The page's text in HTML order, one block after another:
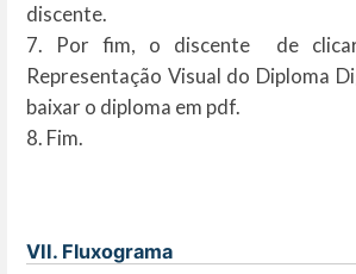
discente.
7. Por fim, o discente de clicar
Representação Visual do Diploma
baixar o diploma em pdf.
8. Fim.
VII. Fluxograma